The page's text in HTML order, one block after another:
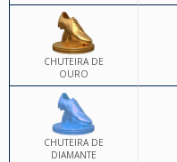
CHUTEIRA DE
OURO
CHUTEIRA DE
DIAMANTE